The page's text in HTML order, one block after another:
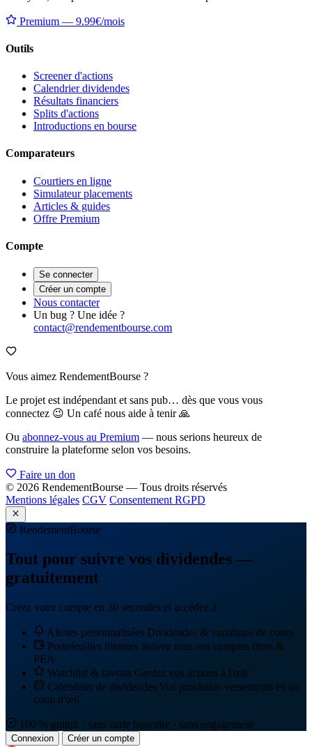
Premium — 9.99€/mois
Outils
Screener d'actions
Calendrier dividendes
Résultats financiers
Splits d'actions
Introductions en bourse
Comparateurs
Courtiers en ligne
Simulateur placements
Articles & guides
Offre Premium
Compte
Se connecter
Créer un compte
Nous contacter
Un bug ? Une idée ?
contact@rendementbourse.com
Vous aimez RendementBourse ?
Le projet est indépendant et sans pub… dès que vous vous
connectez 😉 Un café nous aide à tenir 🙏
Ou abonnez-vous au Premium — nous serions heureux de
construire la plateforme selon vos besoins.
Faire un don
© 2026 RendementBourse — Tous droits réservés
Mentions légales CGV Consentement RGPD
RendementBourse
Tout pour suivre vos dividendes —
gratuitement
Créez votre compte en 30 secondes et accédez à :
Alertes personnalisées Dividendes & variations de cours
Portefeuilles illimités Suivez tous vos comptes titres &
PEA
Watchlist & favoris Gardez vos actions à l'œil
Calendrier de dividendes Vos prochains versements en un
coup d'œil
100 % gratuit · sans carte bancaire · sans engagement
Connexion Créer un compte